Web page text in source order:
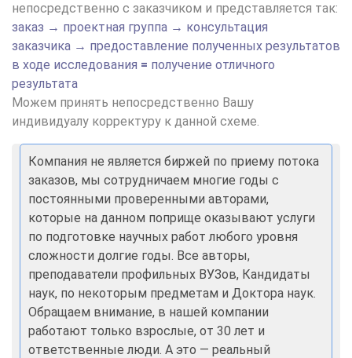
непосредственно с заказчиком и представляется так:
заказ → проектная группа → консультация
заказчика → предоставление полученных результатов
в ходе исследования = получение отличного
результата
Можем принять непосредственно Вашу
индивидуалу корректуру к данной схеме.
Компания не является биржей по приему потока
заказов, мы сотрудничаем многие годы с
постоянными проверенными авторами,
которые на данном поприще оказывают услуги
по подготовке научных работ любого уровня
сложности долгие годы. Все авторы,
преподаватели профильных ВУЗов, Кандидаты
наук, по некоторым предметам и Доктора наук.
Обращаем внимание, в нашей компании
работают только взрослые, от 30 лет и
ответственные люди. А это — реальный